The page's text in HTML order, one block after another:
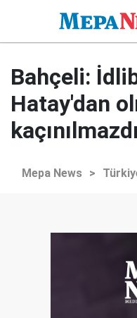
Bahçeli:
Hatay'dan
Mepa News >